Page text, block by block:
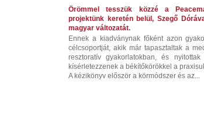
Örömmel tesszük közzé a
projektünk keretén belül, Szegő
magyar változatát.
Ennek a kiadványnak főként azon
célcsoportját, akik már tapasztaltak a
resztoratív gyakorlatokban, és
kísérletezzenek a békítőkörökkel a
A kézikönyv először a körmódszer és az...